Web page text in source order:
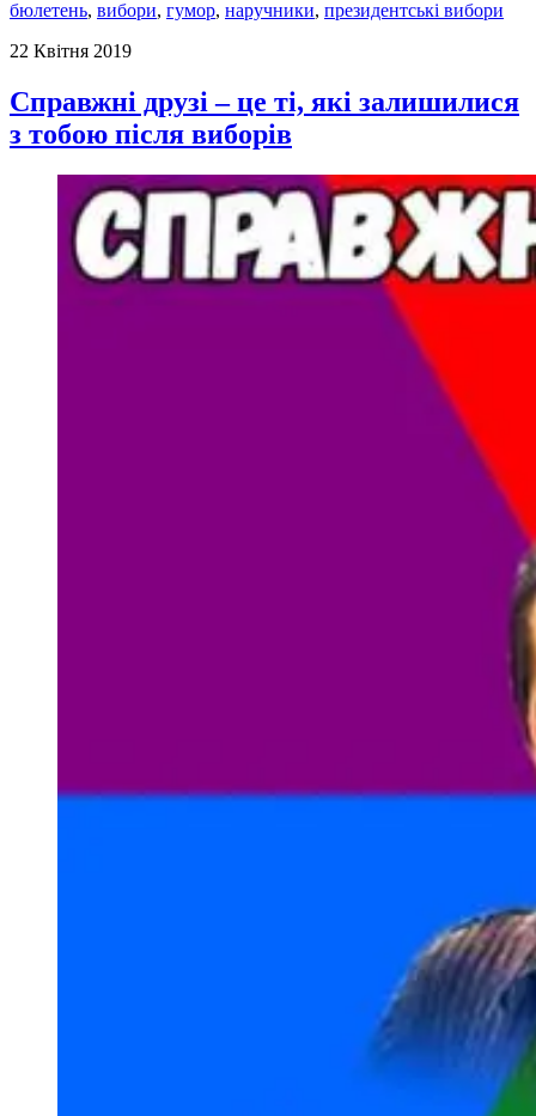
бюлетень, вибори, гумор, наручники, президентські вибори
22 Квітня 2019
Справжні друзі – це ті, які залишилися
з тобою після виборів